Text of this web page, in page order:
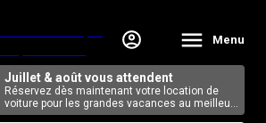
Menu
Juillet & août vous attendent
Réservez dès maintenant votre location de
voiture pour les grandes vacances au meilleur
tarif, en ligne.